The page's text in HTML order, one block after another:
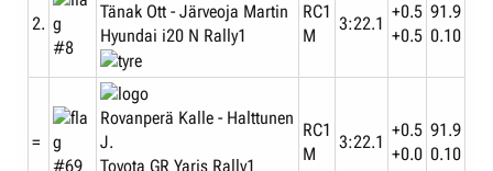
2.
#8
Tänak Ott - Järveoja Martin
Hyundai i20 N Rally1
RC1
M
3:22.1
+0.5
+0.5
91.9
0.10
=
#69
Rovanperä Kalle - Halttunen
J.
Toyota GR Yaris Rally1
RC1
M
3:22.1
+0.5
+0.0
91.9
0.10